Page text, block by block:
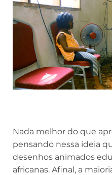
Nada melhor do que
pensando nessa ideia
desenhos animados
africanas. Afinal, a